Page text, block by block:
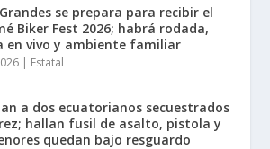
se prepara para recibir el
Biker Fest 2026; habrá rodada,
en vivo y ambiente familiar
| Estatal
a dos ecuatorianos secuestrados
hallan fusil de asalto, pistola y
quedan bajo resguardo